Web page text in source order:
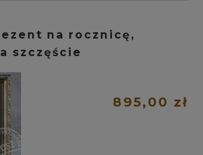
na rocznicę,
szczęście
895,00 zł